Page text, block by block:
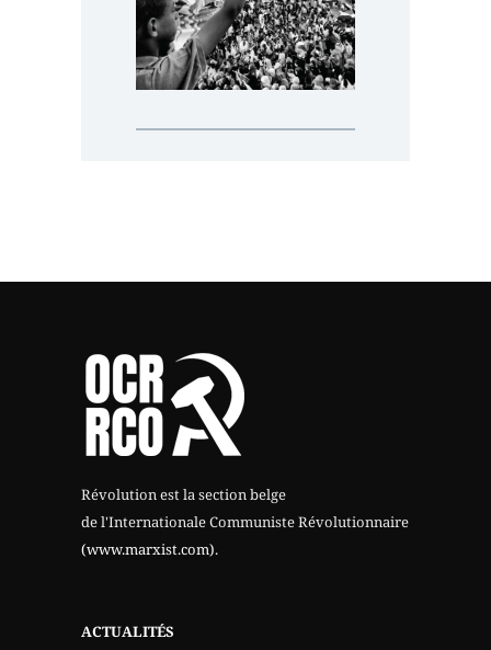
Révolution est la section belge
de l'Internationale Communiste Révolutionnaire
(www.marxist.com).
ACTUALITÉS